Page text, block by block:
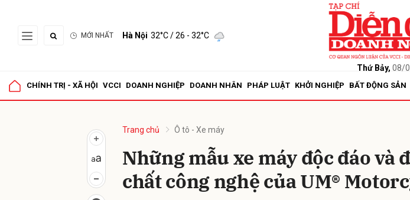
MỚI NHẤT Hà Nội 32°C/ 26 - 32°C
Thứ Bảy, 08/
CHÍNH TRỊ - XÃ HỘI VCCI DOANH NGHIỆP DOANH NHÂN PHÁP LUẬT KHỞI NGHIỆP BẤT ĐỘNG SẢN
Trang chủ Ô tô - Xe máy
Những mẫu xe máy độc đáo và
chất công nghệ của UM®